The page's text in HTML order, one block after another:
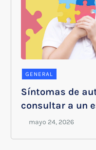
GENERAL
Síntomas de
consultar a un